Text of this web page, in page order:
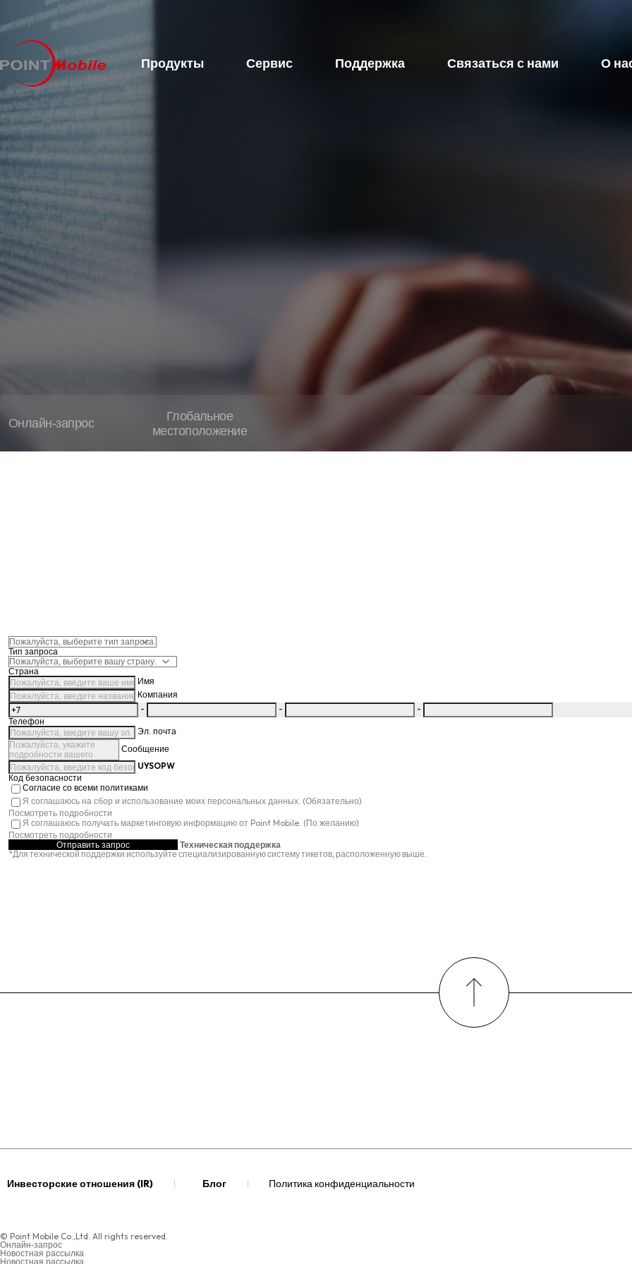
Продукты Сервис Поддержка Связаться с нами О
Связаться с нами
Онлайн‑запрос
Глобальное
местоположение
Тип запроса
Страна
Имя
Компания
-
-
-
Телефон
Эл. почта
Сообщение
UYSOPW
Код безопасности
Согласие со всеми политиками
Я соглашаюсь на сбор и использование моих персональных данных. (Обязательно)
Посмотреть подробности
Я соглашаюсь получать маркетинговую информацию от Point Mobile. (По желанию)
Посмотреть подробности
Отправить запрос
Техническая поддержка
*Для технической поддержки используйте специализированную систему тикетов, расположенную выше.
Инвесторские отношения (IR) Блог Политика конфиденциальности
© Point Mobile Co.,Ltd. All rights reserved.
Онлайн‑запрос
Новостная рассылка
Новостная рассылка